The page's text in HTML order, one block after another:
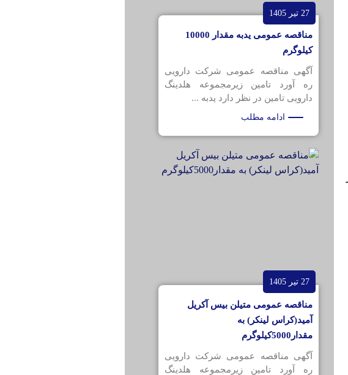
27 تیر 1405
مناقصه عمومی یدبه مقدار 10000
کیلوگرم
آگهی مناقصه عمومی شرکت دارویی
ره آورد تامین زیرمجموعه هلدینگ
دارویی تامین در نظر دارد یدبه ...
ادامه مطلب
27 تیر 1405
مناقصه عمومی متیلن بیس آکریل
آمید(کراس لینکر) به
مقدار5000کیلوگرم
آگهی مناقصه عمومی شرکت دارویی
ره آورد تامین زیرمجموعه هلدینگ